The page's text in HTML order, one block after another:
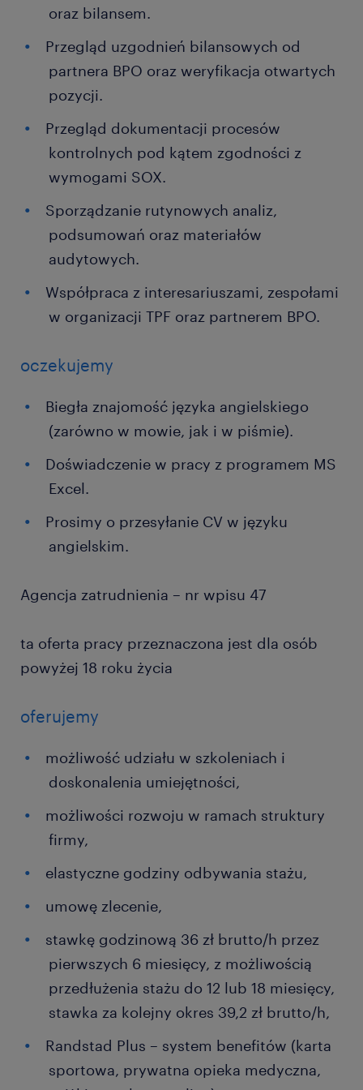
oraz bilansem.
Przegląd uzgodnień bilansowych od
partnera BPO oraz weryfikacja otwartych
pozycji.
Przegląd dokumentacji procesów
kontrolnych pod kątem zgodności z
wymogami SOX.
Sporządzanie rutynowych analiz,
podsumowań oraz materiałów
audytowych.
Współpraca z interesariuszami, zespołami
w organizacji TPF oraz partnerem BPO.
oczekujemy
Biegła znajomość języka angielskiego
(zarówno w mowie, jak i w piśmie).
Doświadczenie w pracy z programem MS
Excel.
Prosimy o przesyłanie CV w języku
angielskim.
Agencja zatrudnienia – nr wpisu 47
ta oferta pracy przeznaczona jest dla osób
powyżej 18 roku życia
oferujemy
możliwość udziału w szkoleniach i
doskonalenia umiejętności,
możliwości rozwoju w ramach struktury
firmy,
elastyczne godziny odbywania stażu,
umowę zlecenie,
stawkę godzinową 36 zł brutto/h przez
pierwszych 6 miesięcy, z możliwością
przedłużenia stażu do 12 lub 18 miesięcy,
stawka za kolejny okres 39,2 zł brutto/h,
Randstad Plus – system benefitów (karta
sportowa, prywatna opieka medyczna,